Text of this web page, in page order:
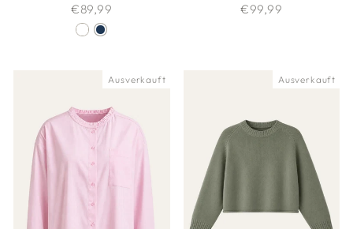
€89,99 €99,99
Ausverkauft Ausverkauft